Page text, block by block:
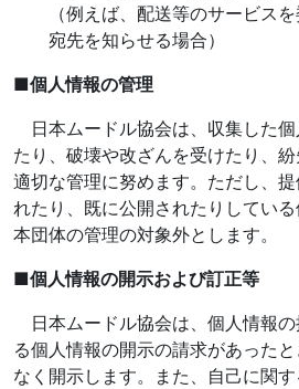
（例えば、配送等のサービス
宛先を知らせる場合）
■個人情報の管理
日本ムードル協会は、収集した
たり、破壊や改ざんを受けたり、
適切な管理に努めます。ただし、
れたり、既に公開されたりしている
本団体の管理の対象外とします。
■個人情報の開示および訂正等
日本ムードル協会は、個人情報
る個人情報の開示の請求があった
なく開示します。また、自己に関